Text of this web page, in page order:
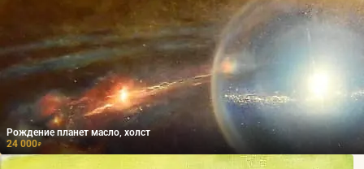
Рождение планет масло, холст
24 000₽